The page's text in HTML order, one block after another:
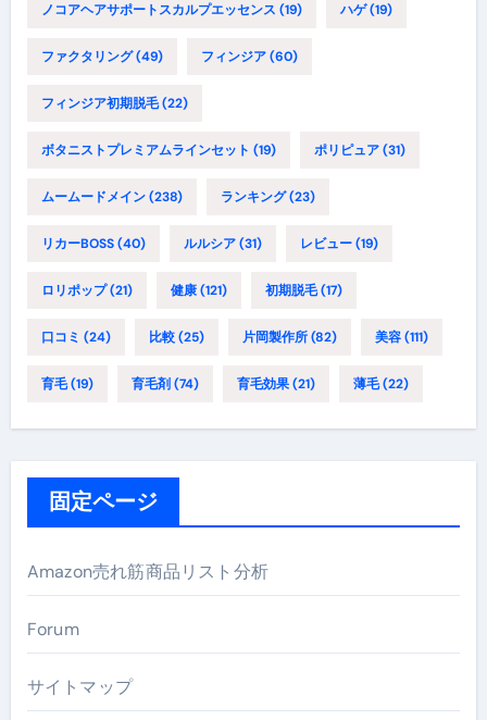
ノコアヘアサポートスカルプエッセンス (19) ハゲ(19)
ファクタリング(49) フィンジア(60)
フィンジア初期脱毛(22)
ボタニストプレミアムラインセット (19) ポリピュア(31)
ムームードメイン(238) ランキング(23)
リカーBOSS(40) ルルシア(31) レビュー(19)
ロリポップ(21) 健康(121) 初期脱毛(17)
口コミ (24) 比較(25) 片岡製作所(82) 美容(111)
育毛(19) 育毛剤 (74) 育毛効果(21) 薄毛(22)
固定ページ
Amazon売れ筋商品リスト分析
Forum
サイトマップ